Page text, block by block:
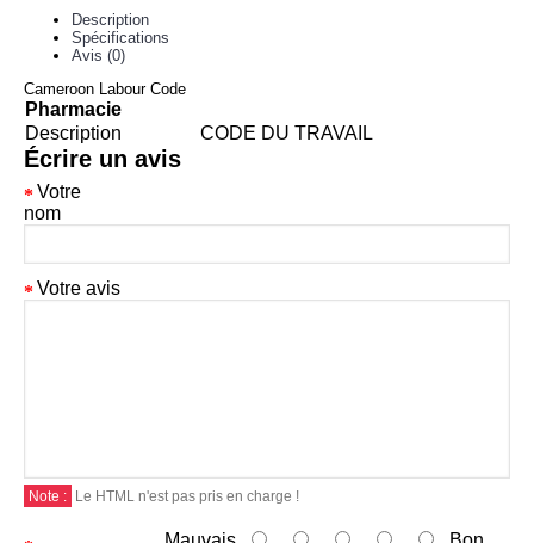
Description
Spécifications
Avis (0)
Cameroon Labour Code
Pharmacie
Description
CODE DU TRAVAIL
Écrire un avis
Votre
nom
Votre avis
Note : Le HTML n'est pas pris en charge !